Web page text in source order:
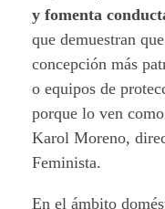
y fomenta
que demuestran
concepción más
o equipos de
porque lo ven
Karol Moreno,
Feminista.
En el ámbito